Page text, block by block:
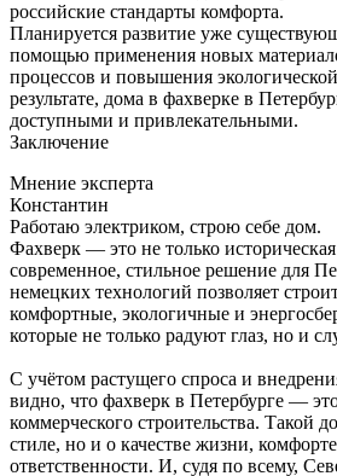
российские стандарты комфорта.
Планируется развитие уже
помощью применения новых
процессов и повышения
результате, дома в фахверке в
доступными и привлекательными.
Заключение
Мнение эксперта
Константин
Работаю электриком, строю себе дом.
Фахверк — это не только
современное, стильное решение для
немецких технологий позволяет
комфортные, экологичные и
которые не только радуют глаз, но и
С учётом растущего спроса и
видно, что фахверк в Петербурге —
коммерческого строительства. Такой
стиле, но и о качестве жизни,
ответственности. И, судя по всему,